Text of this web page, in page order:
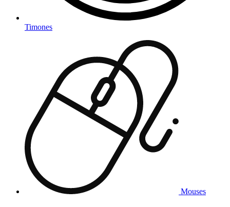
Timones
Mouses